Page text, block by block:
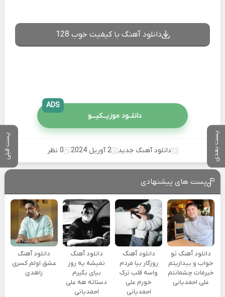
پست بعدی پست قبلی
دانلود آهنگ با کیفیت خوب 128
دانلــود موزیــکیـــو
ADS
دانلود آهنگ جدید 2 آوریل 2024 0 نظر
پست های پیشنهادی
دانلود آهنگ تو
خواب و بیداریتم
خیرمات چشمانتم
علی احمدیانی
دانلود آهنگ
روزگار بیا مردم
واسه قلب ترک
خورم علی
احمدیانی
دانلود آهنگ
نمیشه یه روز
بیای بگیرم
دستاته هه علی
احمدیانی
دانلود آهنگ
عشق اولم کسری
زاهدی